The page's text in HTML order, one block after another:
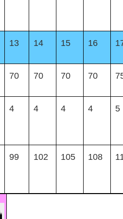
13 14 15 16
70 70 70 70
4 4 4 4 5
99 102 105 108